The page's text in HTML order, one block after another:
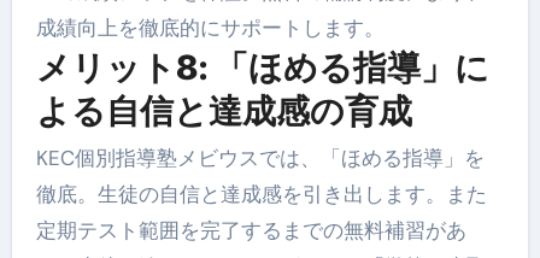
成績向上を徹底的にサポートします。
メリット8: 「ほめる指導」に
よる自信と達成感の育成
KEC個別指導塾メビウスでは、「ほめる指導」を
徹底。生徒の自信と達成感を引き出します。また
定期テスト範囲を完了するまでの無料補習があ